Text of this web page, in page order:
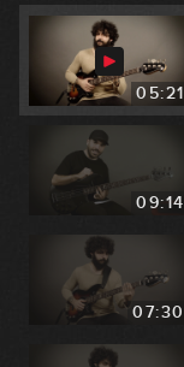
05:21
09:14
07:30